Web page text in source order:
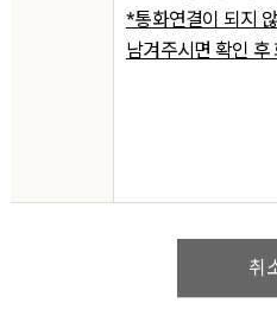
*통화연결이 되지
남겨주시면 확인 후
취